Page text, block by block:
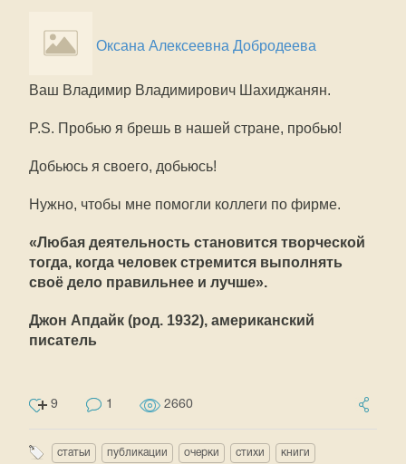
Оксана Алексеевна Добродеева
Ваш Владимир Владимирович Шахиджанян.
P.S. Пробью я брешь в нашей стране, пробью!
Добьюсь я своего, добьюсь!
Нужно, чтобы мне помогли коллеги по фирме.
«Любая деятельность становится творческой
тогда, когда человек стремится выполнять
своё дело правильнее и лучше».
Джон Апдайк (род. 1932), американский
писатель
9 1 2660
статьи публикации очерки стихи книги